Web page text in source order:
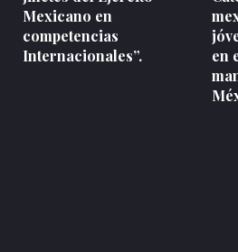
Mexicano en
competencias
Internacionales”.
en